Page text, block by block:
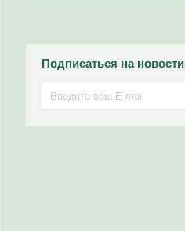
Подписаться на новости